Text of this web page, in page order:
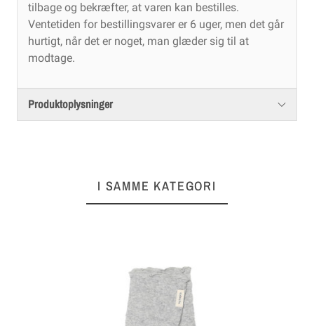
tilbage og bekræfter, at varen kan bestilles.
Ventetiden for bestillingsvarer er 6 uger, men det går
hurtigt, når det er noget, man glæder sig til at
modtage.
Produktoplysninger
I SAMME KATEGORI